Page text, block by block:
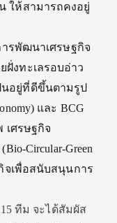
ให้สามารถคงอยู่
ารพัฒนาเศรษฐกิจ
งทะเลรอบอ่าว
อยู่ที่ดีขึ้นตามรูป
และ BCG
เศรษฐกิจ
Circular-Green
จเพื่อสนับสนุนการ
ทีม จะได้สัมผัส